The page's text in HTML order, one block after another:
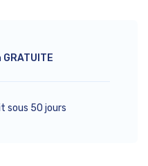
sous 50 jours